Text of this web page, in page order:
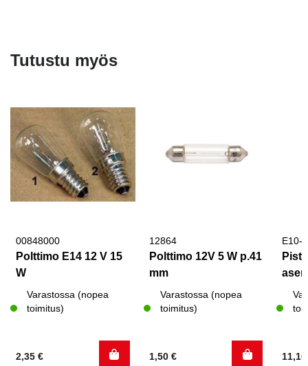
Tutustu myös
00848000
Polttimo E14 12 V 15
W
Varastossa (nopea
toimitus)
2,35 €
12864
Polttimo 12V 5 W p.41
mm
Varastossa (nopea
toimitus)
1,50 €
E10-